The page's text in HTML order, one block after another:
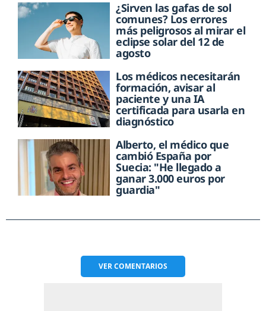
¿Sirven las gafas de sol
comunes? Los errores
más peligrosos al mirar el
eclipse solar del 12 de
agosto
Los médicos necesitarán
formación, avisar al
paciente y una IA
certificada para usarla en
diagnóstico
Alberto, el médico que
cambió España por
Suecia: "He llegado a
ganar 3.000 euros por
guardia"
VERCOMENTARIOS